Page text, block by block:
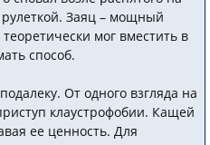
рулеткой. Заяц – мощный
мог вместить в
способ.
От одного взгляда на
клаустрофобии. Кащей
ее ценность. Для